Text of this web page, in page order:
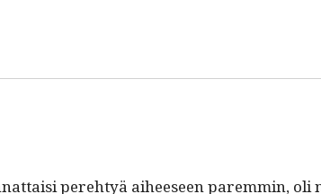
pere­htyä aiheeseen parem­min,